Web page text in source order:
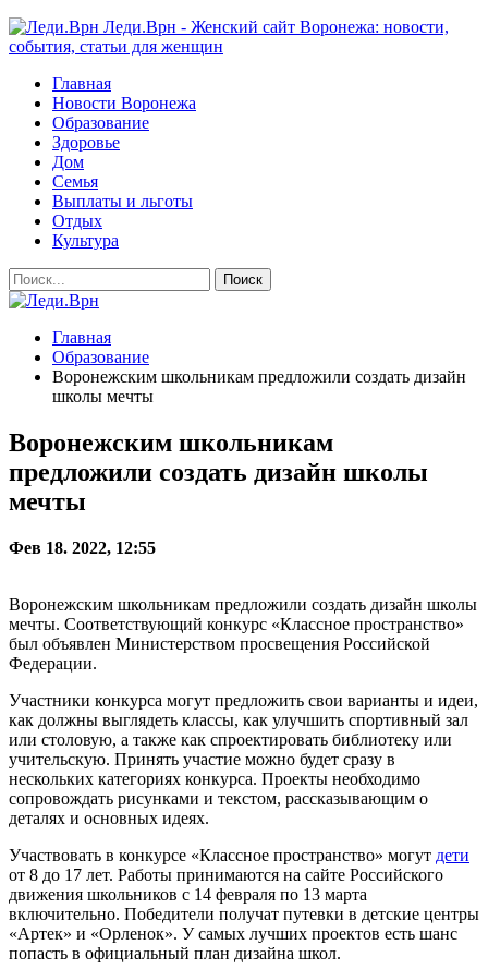
Леди.Врн - Женский сайт Воронежа: новости,
события, статьи для женщин
Главная
Новости Воронежа
Образование
Здоровье
Дом
Семья
Выплаты и льготы
Отдых
Культура
Главная
Образование
Воронежским школьникам предложили создать дизайн
школы мечты
Воронежским школьникам
предложили создать дизайн школы
мечты
Фев 18. 2022, 12:55
Воронежским школьникам предложили создать дизайн школы
мечты. Соответствующий конкурс «Классное пространство»
был объявлен Министерством просвещения Российской
Федерации.
Участники конкурса могут предложить свои варианты и идеи,
как должны выглядеть классы, как улучшить спортивный зал
или столовую, а также как спроектировать библиотеку или
учительскую. Принять участие можно будет сразу в
нескольких категориях конкурса. Проекты необходимо
сопровождать рисунками и текстом, рассказывающим о
деталях и основных идеях.
Участвовать в конкурсе «Классное пространство» могут дети
от 8 до 17 лет. Работы принимаются на сайте Российского
движения школьников с 14 февраля по 13 марта
включительно. Победители получат путевки в детские центры
«Артек» и «Орленок». У самых лучших проектов есть шанс
попасть в официальный план дизайна школ.